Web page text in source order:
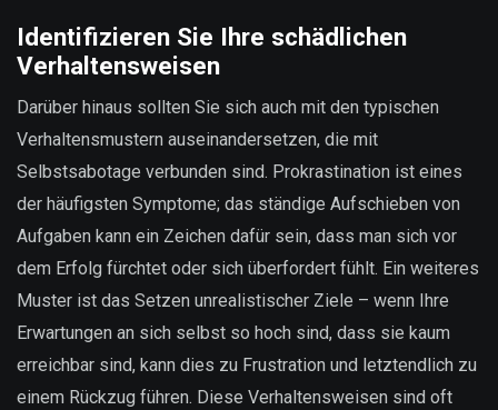
Identifizieren Sie Ihre schädlichen
Verhaltensweisen
Darüber hinaus sollten Sie sich auch mit den typischen
Verhaltensmustern auseinandersetzen, die mit
Selbstsabotage verbunden sind. Prokrastination ist eines
der häufigsten Symptome; das ständige Aufschieben von
Aufgaben kann ein Zeichen dafür sein, dass man sich vor
dem Erfolg fürchtet oder sich überfordert fühlt. Ein weiteres
Muster ist das Setzen unrealistischer Ziele – wenn Ihre
Erwartungen an sich selbst so hoch sind, dass sie kaum
erreichbar sind, kann dies zu Frustration und letztendlich zu
einem Rückzug führen. Diese Verhaltensweisen sind oft